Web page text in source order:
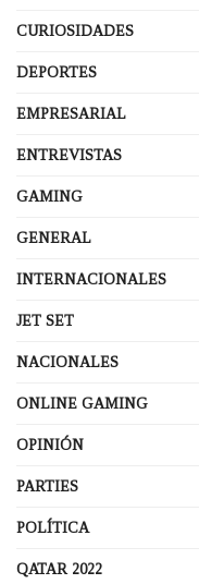
CURIOSIDADES
DEPORTES
EMPRESARIAL
ENTREVISTAS
GAMING
GENERAL
INTERNACIONALES
JET SET
NACIONALES
ONLINE GAMING
OPINIÓN
PARTIES
POLÍTICA
QATAR 2022